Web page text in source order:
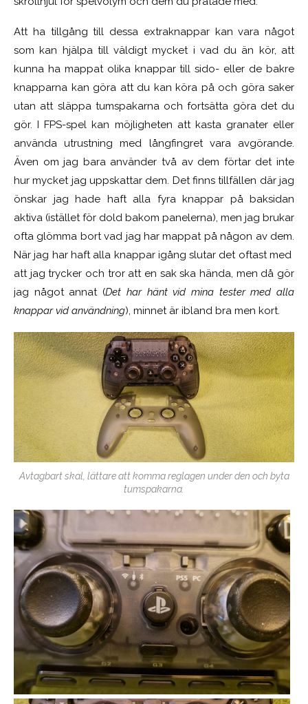
Att ha tillgång till dessa extraknappar kan vara något
som kan hjälpa till väldigt mycket i vad du än kör, att
kunna ha mappat olika knappar till sido- eller de bakre
knapparna kan göra att du kan köra på och göra saker
utan att släppa tumspakarna och fortsätta göra det du
gör. I FPS-spel kan möjligheten att kasta granater eller
använda utrustning med långfingret vara avgörande.
Även om jag bara använder två av dem förtar det inte
hur mycket jag uppskattar dem. Det finns tillfällen där jag
önskar jag hade haft alla fyra knappar på baksidan
aktiva (istället för dold bakom panelerna), men jag brukar
ofta glömma bort vad jag har mappat på någon av dem.
När jag har haft alla knappar igång slutar det oftast med
att jag trycker och tror att en sak ska hända, men då gör
jag något annat (Det har hänt vid mina tester med alla
knappar vid användning), minnet är ibland bra men kort.
Avtagbart skal, lättare att komma reglagen under den och byta
tumspakarna.